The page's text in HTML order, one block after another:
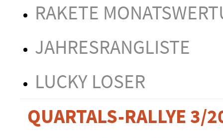
RAKETE
JAHRESRANGLISTE
LUCKY LOSER
QUARTALS-RALLYE 3/